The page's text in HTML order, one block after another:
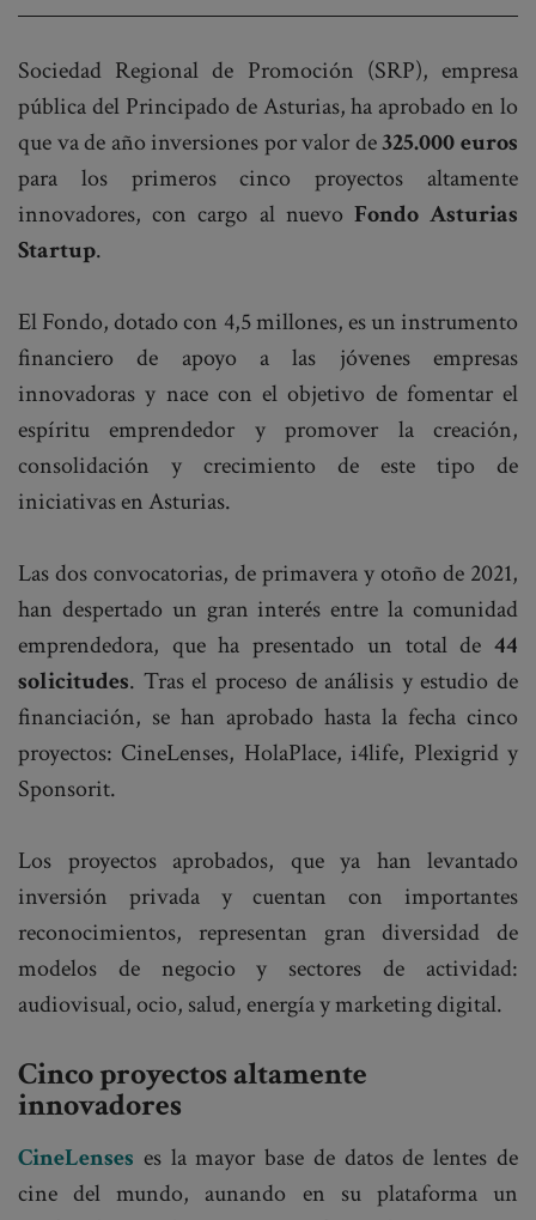
Sociedad Regional de Promoción (SRP), empresa
pública del Principado de Asturias, ha aprobado en lo
que va de año inversiones por valor de325.000 euros
para los primeros cinco proyectos altamente
innovadores, con cargo al nuevo Fondo Asturias
Startup.
El Fondo, dotado con 4,5 millones, es un instrumento
financiero de apoyo a las jóvenes empresas
innovadoras y nace con el objetivo de fomentar el
espíritu emprendedor y promover la creación,
consolidación y crecimiento de este tipo de
iniciativas en Asturias.
Las dos convocatorias, de primavera y otoño de 2021,
han despertado un gran interés entre la comunidad
emprendedora, que ha presentado un total de 44
solicitudes. Tras el proceso de análisis y estudio de
financiación, se han aprobado hasta la fecha cinco
proyectos: CineLenses, HolaPlace, i4life, Plexigrid y
Sponsorit.
Los proyectos aprobados, que ya han levantado
inversión privada y cuentan con importantes
reconocimientos, representan gran diversidad de
modelos de negocio y sectores de actividad:
audiovisual, ocio, salud, energía y marketing digital.
Cinco proyectos altamente
innovadores
CineLenses es la mayor base de datos de lentes de
cine del mundo, aunando en su plataforma un